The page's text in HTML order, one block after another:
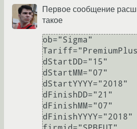
Первое сообщение
такое
ob="Sigma"
dStartDD="15"
dStartMM="07"
dStartYYYY="2018"
dFinishDD="21"
dFinishMM="07"
dFinishYYYY="2018"